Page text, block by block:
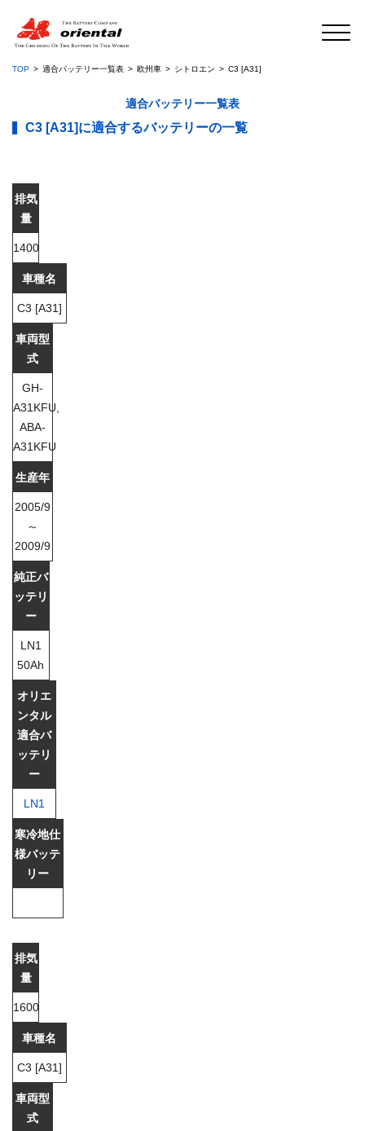
TOP 適合バッテリー一覧表 欧州車 シトロエン C3 [A31]
適合バッテリー一覧表
C3 [A31]に適合するバッテリーの一覧
1400
C3 [A31]
GH-
A31KFU,
ABA-
A31KFU
2005/9
～
2009/9
LN1
50Ah
LN1
1600
C3 [A31]